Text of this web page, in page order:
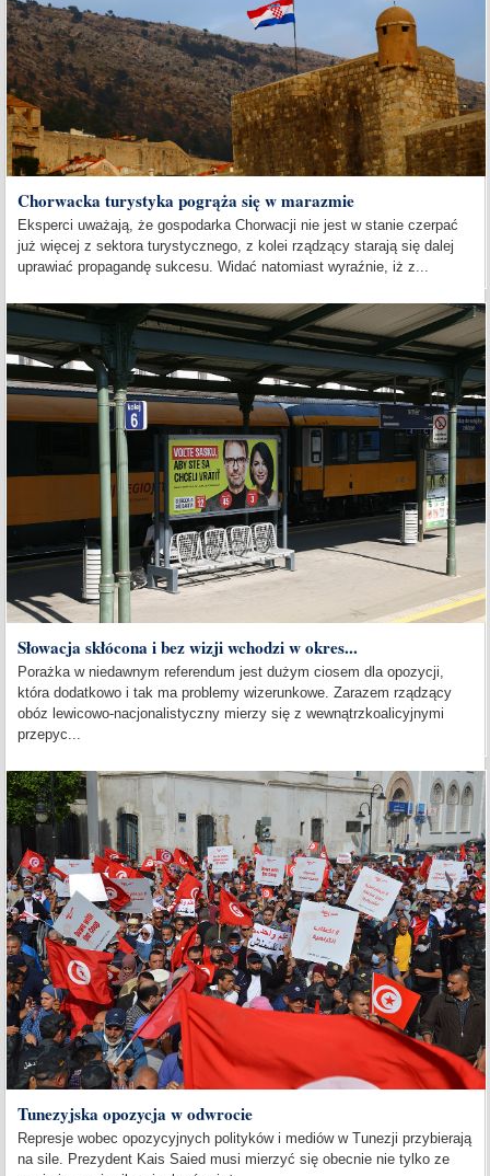
Chorwacka turystyka pogrąża się w marazmie
Eksperci uważają, że gospodarka Chorwacji nie jest w stanie czerpać
już więcej z sektora turystycznego, z kolei rządzący starają się dalej
uprawiać propagandę sukcesu. Widać natomiast wyraźnie, iż z...
Słowacja skłócona i bez wizji wchodzi w okres...
Porażka w niedawnym referendum jest dużym ciosem dla opozycji,
która dodatkowo i tak ma problemy wizerunkowe. Zarazem rządzący
obóz lewicowo-nacjonalistyczny mierzy się z wewnątrzkoalicyjnymi
przepyc...
Tunezyjska opozycja w odwrocie
Represje wobec opozycyjnych polityków i mediów w Tunezji przybierają
na sile. Prezydent Kais Saied musi mierzyć się obecnie nie tylko ze